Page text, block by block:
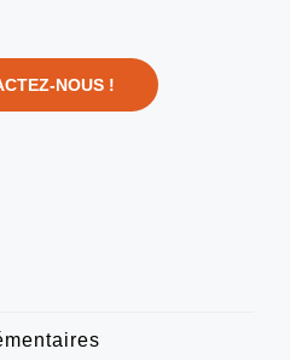
NOUS !